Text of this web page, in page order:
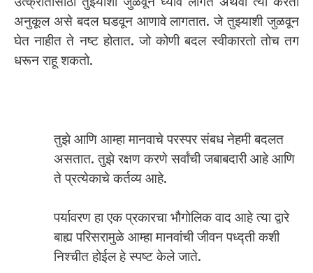
अनुकूल असे बदल घडवून आणावे लागतात. जे तुझ्याशी जुळवून
घेत नाहीत ते नष्ट होतात. जो कोणी बदल स्वीकारतो तोच तग
धरून राहू शकतो.
तुझे आणि आम्हा मानवाचे परस्पर संबध नेहमी बदलत
असतात. तुझे रक्षण करणे सर्वांची जबाबदारी आहे आणि
ते प्रत्येकाचे कर्तव्य आहे.
पर्यावरण हा एक प्रकारचा भौगोलिक वाद आहे त्या द्वारे
बाह्य परिसरामुळे आम्हा मानवांची जीवन पध्द्ती कशी
निश्चीत होईल हे स्पष्ट केले जाते.